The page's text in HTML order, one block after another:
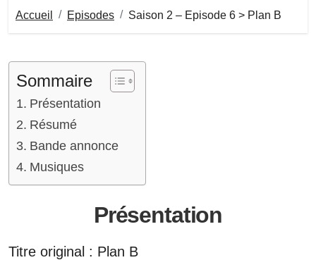
Accueil Episodes Saison 2 – Episode 6 > Plan B
Sommaire
Présentation
Résumé
Bande annonce
Musiques
Présentation
Titre original : Plan B